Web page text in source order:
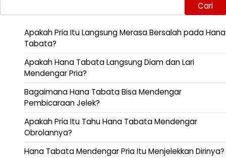
Cari
Apakah Pria Itu Langsung Merasa Bersalah pada Hana
Tabata?
Apakah Hana Tabata Langsung Diam dan Lari
Mendengar Pria?
Bagaimana Hana Tabata Bisa Mendengar
Pembicaraan Jelek?
Apakah Pria Itu Tahu Hana Tabata Mendengar
Obrolannya?
Hana Tabata Mendengar Pria Itu Menjelekkan Dirinya?